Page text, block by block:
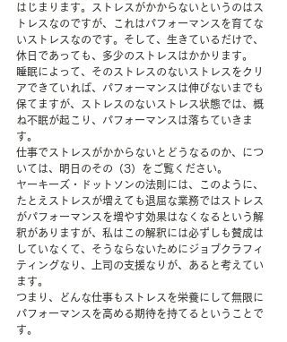
はじまります。ストレスがかからないというのはス
トレスなのですが、これはパフォーマンスを育てな
いストレスなのです。そして、生きているだけで、
休日であっても、多少のストレスはかかります。
睡眠によって、そのストレスのないストレスをクリ
アできていれば、パフォーマンスは伸びないまでも
保てますが、ストレスのないストレス状態では、概
ね不眠が起こり、パフォーマンスは落ちていきま
す。
仕事でストレスがかからないとどうなるのか、につ
いては、明日のその（3）をご覧ください。
ヤーキーズ・ドットソンの法則には、このように、
たとえストレスが増えても退屈な業務ではストレス
がパフォーマンスを増やす効果はなくなるという解
釈がありますが、私はこの解釈には必ずしも賛成は
していなくて、そうならないためにジョブクラフィ
ティングなり、上司の支援なりが、あると考えてい
ます。
つまり、どんな仕事もストレスを栄養にして無限に
パフォーマンスを高める期待を持てるということで
す。